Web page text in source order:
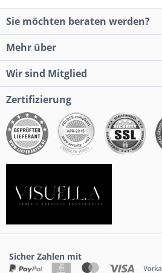
Sie möchten beraten werden?
Mehr über
Wir sind Mitglied
Zertifizierung
Sicher Zahlen mit